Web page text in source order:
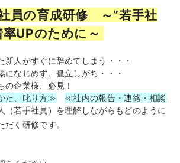
員の育成研修 ～”若手社
率UPのために～
新人がすぐに辞めてしまう・・・
になじめず、孤立しがち・・・
の企業様、必見！
た、叱り方≫
≪社内の報告・連絡・相談
（若手社員）を理解しながらもどのように
く研修です。